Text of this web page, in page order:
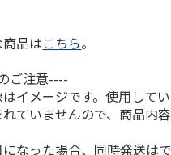
品はこちら。
ご注意----
イメージです。使用して
ていませんので、商品内
なった場合、同時発送は